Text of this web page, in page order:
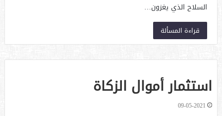
السلاح الذي يغزون…
قراءة المسألة
استثمار أموال الزكاة
09-05-2021